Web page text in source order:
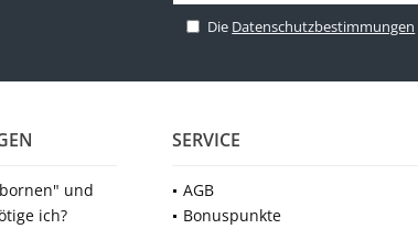
Die Datenschutzbestimmungen
und
ich?
SERVICE
AGB
Bonuspunkte